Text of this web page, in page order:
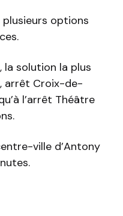
plusieurs options
la solution la plus
arrêt Croix-de-
l’arrêt Théâtre
ville d’Antony